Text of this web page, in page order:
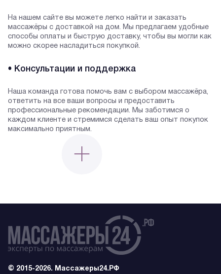
На нашем сайте вы можете легко найти и заказать
массажёры с доставкой на дом. Мы предлагаем удобные
способы оплаты и быструю доставку, чтобы вы могли как
можно скорее насладиться покупкой.
• Консультации и поддержка
Наша команда готова помочь вам с выбором массажёра,
ответить на все ваши вопросы и предоставить
профессиональные рекомендации. Мы заботимся о
каждом клиенте и стремимся сделать ваш опыт покупок
максимально приятным.
© 2015-2026. Массажеры24.РФ